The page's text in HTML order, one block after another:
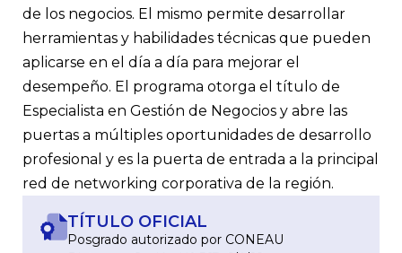
de los negocios. El mismo permite desarrollar
herramientas y habilidades técnicas que pueden
aplicarse en el día a día para mejorar el
desempeño. El programa otorga el título de
Especialista en Gestión de Negocios y abre las
puertas a múltiples oportunidades de desarrollo
profesional y es la puerta de entrada a la principal
red de networking corporativa de la región.
TÍTULO OFICIAL
Posgrado autorizado por CONEAU